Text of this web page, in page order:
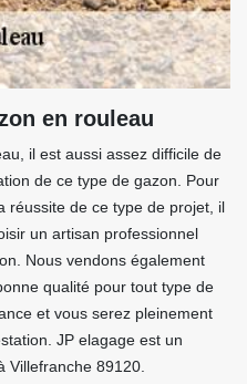
en rouleau
il est aussi assez difficile de
de ce type de gazon. Pour
réussite de ce type de projet, il
un artisan professionnel
Nous vendons également
qualité pour tout type de
et vous serez pleinement
JP elagage est un
Villefranche 89120.